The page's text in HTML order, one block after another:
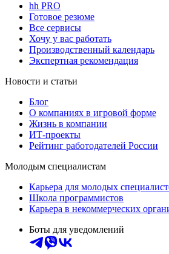
hh PRO
Готовое резюме
Все сервисы
Хочу у вас работать
Производственный календарь
Экспертная рекомендация
Новости и статьи
Блог
О компаниях в игровой форме
Жизнь в компании
ИТ-проекты
Рейтинг работодателей России
Молодым специалистам
Карьера для молодых
Школа программистов
Карьера в некоммерческих
Боты для уведомлений